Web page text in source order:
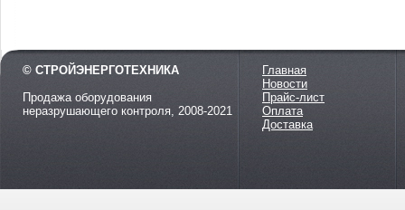
© СТРОЙЭНЕРГОТЕХНИКА
Продажа оборудования
неразрушающего контроля, 2008-2021
Главная
Новости
Прайс-лист
Оплата
Доставка